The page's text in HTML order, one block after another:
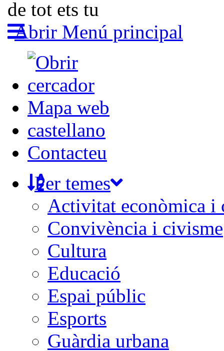
Abrir Menú principal
Mapa web
castellano
Contacteu
Per temes
Activitat econòmica i
Convivència i civisme
Cultura
Educació
Espai públic
Esports
Guàrdia urbana